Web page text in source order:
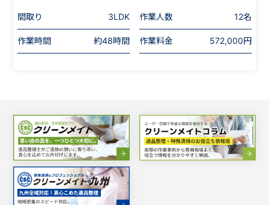
間取り 3LDK 作業人数 12名
作業時間 約48時間 作業料金 572,000円